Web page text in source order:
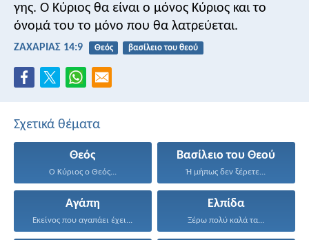
γης. Ο Κύριος θα είναι ο μόνος Κύριος και το
όνομά του το μόνο που θα λατρεύεται.
ΖΑΧΑΡΙΑΣ 14:9 Θεός βασίλειο του θεού
Σχετικά θέματα
Θεός
Ο Κύριος ο Θεός...
Βασίλειο του Θεού
Ή μήπως δεν ξέρετε...
Αγάπη
Εκείνος που αγαπάει έχει...
Ελπίδα
Ξέρω πολύ καλά τα...